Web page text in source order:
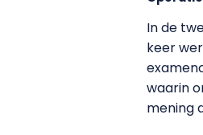
In de
keer
waarin
mening